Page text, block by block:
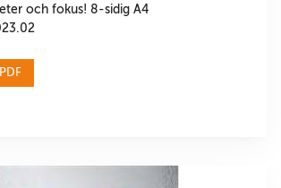
och fokus! 8-sidig A4